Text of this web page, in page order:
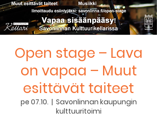
Open stage – Lava
on vapaa – Muut
esittävät taiteet
pe 07.10.
  |
Savonlinnan kaupungin
kulttuuritoimi